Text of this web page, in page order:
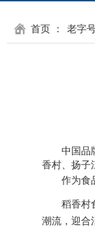
首页 ： 老字
中国品牌
香村、扬子
作为食品
稻香村食
潮流，迎合